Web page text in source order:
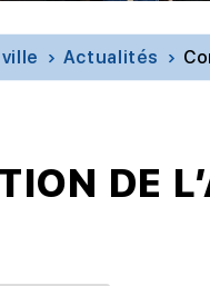
Actualités
DE